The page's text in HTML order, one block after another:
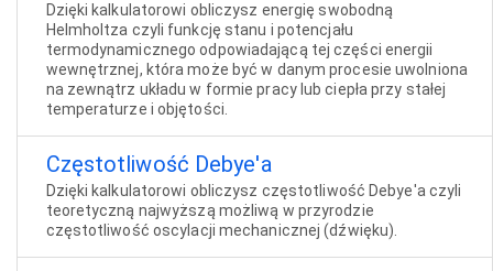
Dzięki kalkulatorowi obliczysz energię swobodną
Helmholtza czyli funkcję stanu i potencjału
termodynamicznego odpowiadającą tej części energii
wewnętrznej, która może być w danym procesie uwolniona
na zewnątrz układu w formie pracy lub ciepła przy stałej
temperaturze i objętości.
Częstotliwość Debye'a
Dzięki kalkulatorowi obliczysz częstotliwość Debye'a czyli
teoretyczną najwyższą możliwą w przyrodzie
częstotliwość oscylacji mechanicznej (dźwięku).